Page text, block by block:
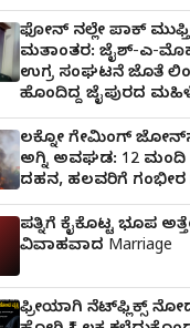
ಫೋನ್ ನಲ್ಲೇ ಪಾಕ್
ಮತಾಂತರ: ಜೈಶ್-ಎ-
ಉಗ್ರ ಸಂಘಟನೆ ಜೊತೆ
ಹೊಂದಿದ್ದ ಜೈಪುರದ
ಲಕ್ನೋ ಗೇಮಿಂಗ್
ಅಗ್ನಿ ಅವಘಡ: 12 ಮಂದಿ
ದಹನ, ಹಲವರಿಗೆ
ಪತ್ನಿಗೆ ಕೈಕೊಟ್ಟ ಭೂಪ
ವಿವಾಹವಾದ Marriage
ಫ್ರೀಯಾಗಿ ನೆಟ್‌ಫ್ಲಿಕ್ಸ್